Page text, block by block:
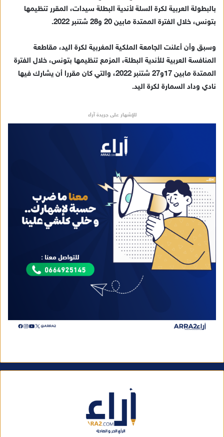
ر
د
ا
إ
ل
ر
بالبطولة العربية لكرة السلة لأندية البطلة سيدات، المقرر تنظيمها
بتونس، خلال الفترة الممتدة مابين 20 و28 شتنبر 2022.
وسبق وأن أعلنت الجامعة الملكية المغربية لكرة اليد، مقاطعة
المنافسة العربية للأندية البطلة، المزمع تنظيمها بتونس، خلال الفترة
الممتدة مابين 17و27 شتنبر 2022، والتي كان مقررا أن يشارك فيها
نادي وداد السمارة لكرة اليد.
للإشهار على جريدة آراء